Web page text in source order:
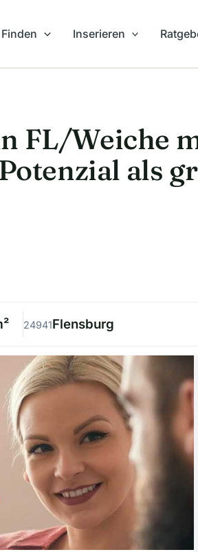
Finden Inserieren
FL/Weiche
als
24941Flensburg